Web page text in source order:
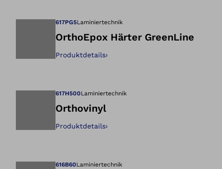
617PG5Laminiertechnik
OrthoEpox Härter GreenLine
Produktdetails›
617H500Laminiertechnik
Orthovinyl
Produktdetails›
616B60Laminiertechnik